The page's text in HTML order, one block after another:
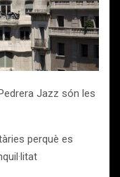
Jazz són les
perquè es